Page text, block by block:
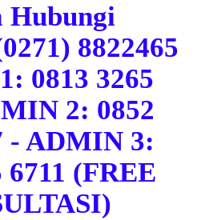
Hubungi
8822465
0813 3265
2: 0852
- ADMIN 3:
6711 (FREE